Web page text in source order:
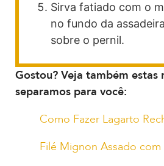
Sirva fatiado com o
no fundo da
sobre o pernil.
Gostou? Veja também estas
separamos para você:
Como Fazer Lagarto
Filé Mignon Assado com